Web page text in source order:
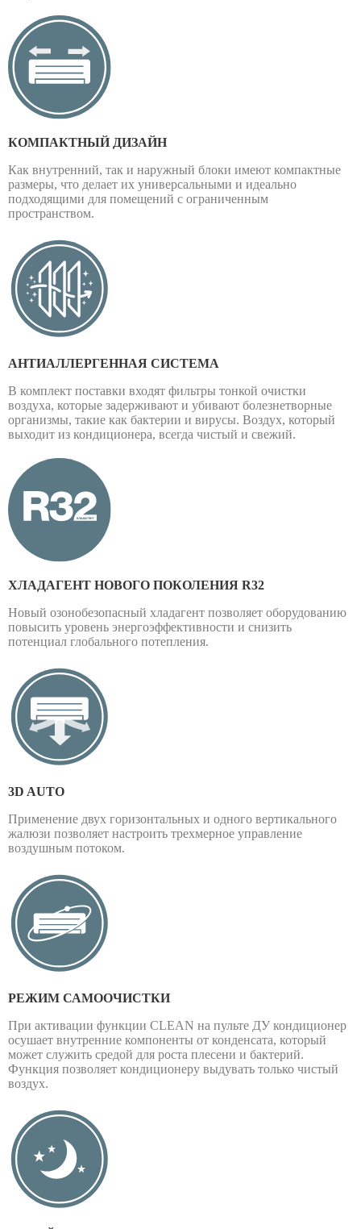
КОМПАКТНЫЙ ДИЗАЙН
Как внутренний, так и наружный блоки имеют компактные
размеры, что делает их универсальными и идеально
подходящими для помещений с ограниченным
пространством.
АНТИАЛЛЕРГЕННАЯ СИСТЕМА
В комплект поставки входят фильтры тонкой очистки
воздуха, которые задерживают и убивают болезнетворные
организмы, такие как бактерии и вирусы. Воздух, который
выходит из кондиционера, всегда чистый и свежий.
ХЛАДАГЕНТ НОВОГО ПОКОЛЕНИЯ R32
Новый озонобезопасный хладагент позволяет оборудованию
повысить уровень энергоэффективности и снизить
потенциал глобального потепления.
3D AUTO
Применение двух горизонтальных и одного вертикального
жалюзи позволяет настроить трехмерное управление
воздушным потоком.
РЕЖИМ САМООЧИСТКИ
При активации функции CLEAN на пульте ДУ кондиционер
осушает внутренние компоненты от конденсата, который
может служить средой для роста плесени и бактерий.
Функция позволяет кондиционеру выдувать только чистый
воздух.